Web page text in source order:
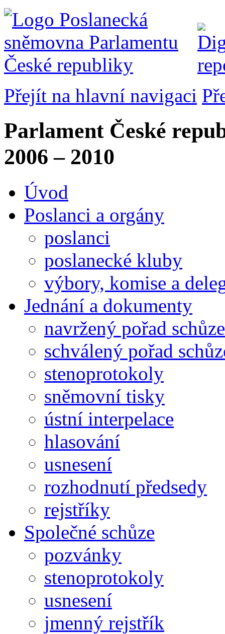
Přejít na hlavní navigaci
Parlament České
2006 – 2010
Úvod
Poslanci a orgány
poslanci
poslanecké kluby
výbory, komise a
Jednání a dokumenty
navržený pořad schůze
schválený pořad
stenoprotokoly
sněmovní tisky
ústní interpelace
hlasování
usnesení
rozhodnutí předsedy
rejstříky
Společné schůze
pozvánky
stenoprotokoly
usnesení
jmenný rejstřík